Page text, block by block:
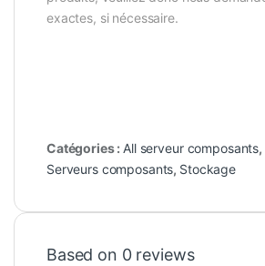
exactes, si nécessaire.
Catégories :All serveur composants,
Serveurs composants, Stockage
Based on 0 reviews